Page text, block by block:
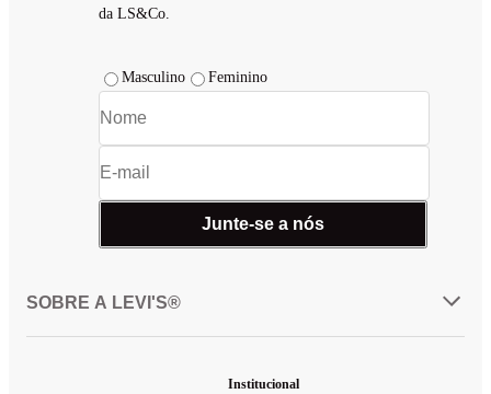
da LS&Co.
Masculino Feminino
Junte-se a nós
SOBRE A LEVI'S®
Institucional